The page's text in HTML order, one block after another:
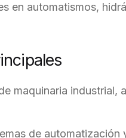
en automatismos,
maquinaria industrial,
de automatización